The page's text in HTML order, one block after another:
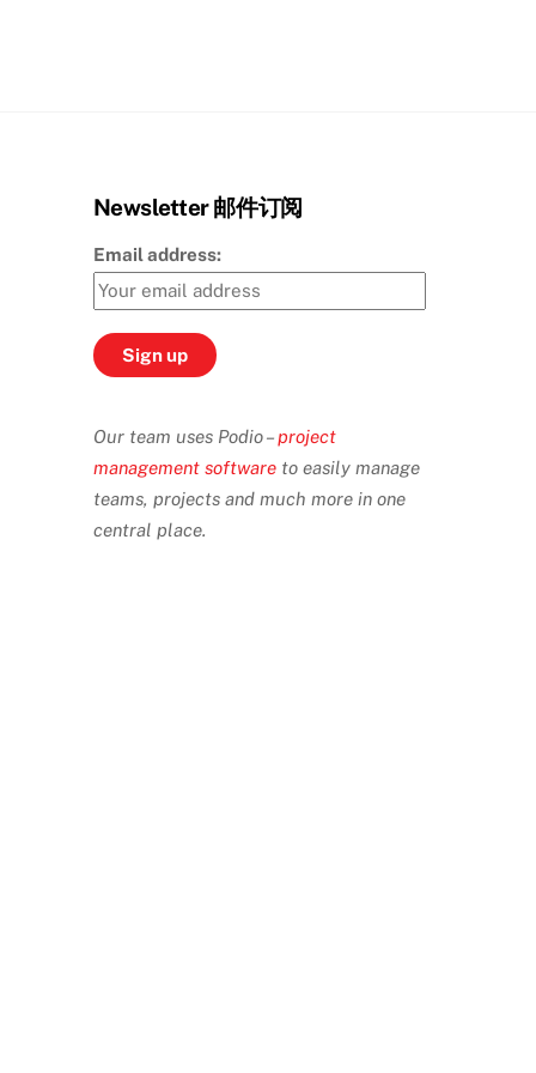
Newsletter 邮件订阅
Email address:
Our team uses Podio –project
management softwareto easily manage
teams, projects and much more in one
central place.